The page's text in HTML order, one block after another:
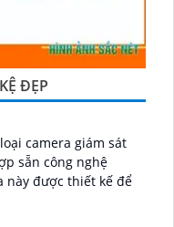
ĐẸP
camera giám sát
sẵn công nghệ